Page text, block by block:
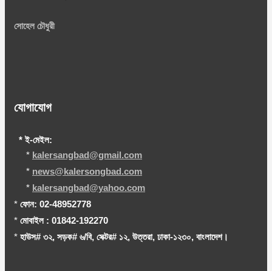
সোহেল চৌধুরী
যোগাযোগ
* ই-মেইল:
* kalersangbad@gmail.com
* news@kalersongbad.com
* kalersangbad@yahoo.com
* ফোন: 02-48952778
* মোবাইল : 01842-192270
* হাউস# ৩২, সড়ক# ৬/বি, সেক্টর# ১২, উত্তরা, ঢাকা-১২৩০, বাংলাদেশ।